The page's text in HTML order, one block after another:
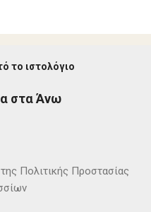
το ιστολόγιο
στα Άνω
Πολιτικής Προστασίας